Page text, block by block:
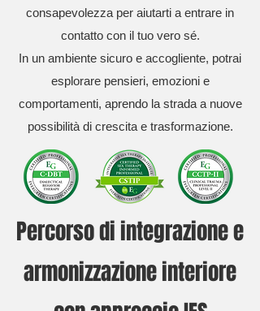
consapevolezza per aiutarti a entrare in
contatto con il tuo vero sé.
In un ambiente sicuro e accogliente, potrai
esplorare pensieri, emozioni e
comportamenti, aprendo la strada a nuove
possibilità di crescita e trasformazione.
Percorso di integrazione e
armonizzazione interiore